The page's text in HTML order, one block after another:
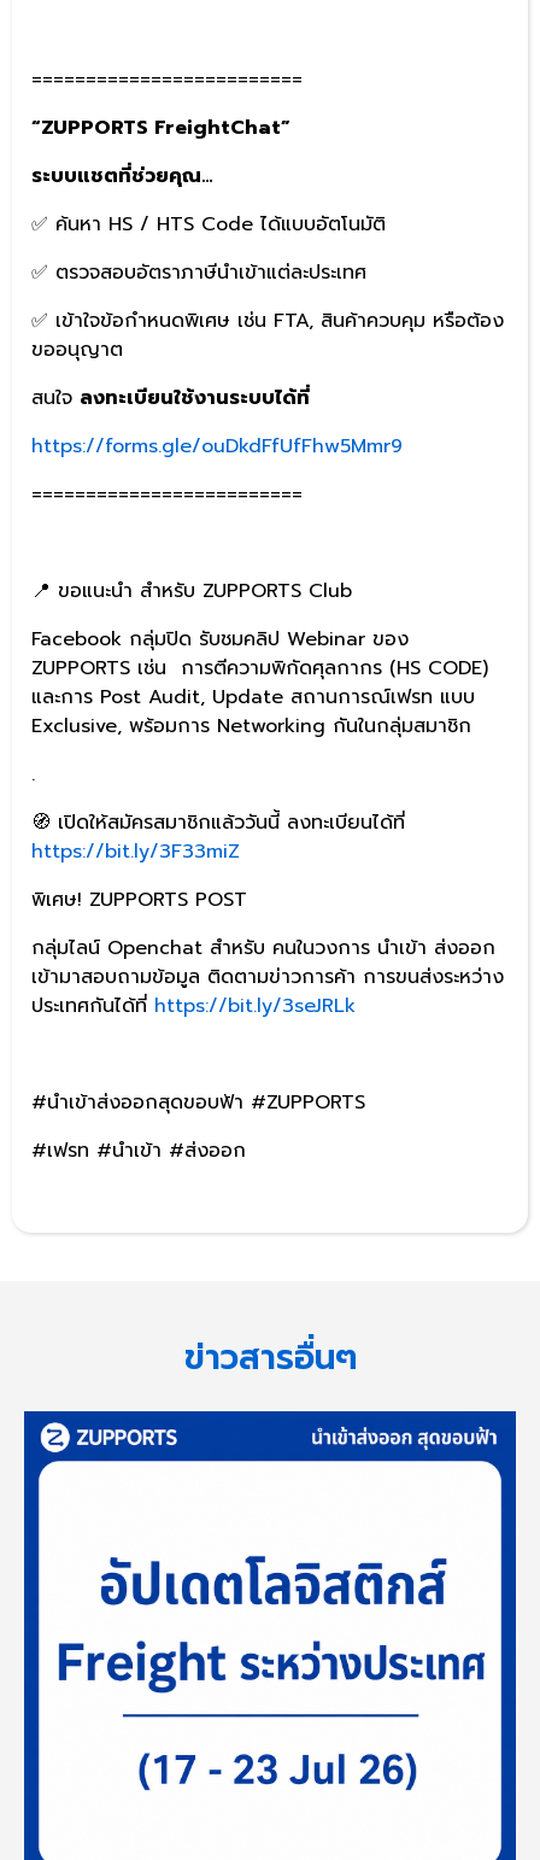
=========================
“ZUPPORTS FreightChat”
ระบบแชตที่ช่วยคุณ…
✅ ค้นหา HS / HTS Code ได้แบบอัตโนมัติ
✅ ตรวจสอบอัตราภาษีนำเข้าแต่ละประเทศ
✅ เข้าใจข้อกำหนดพิเศษ เช่น FTA, สินค้าควบคุม หรือต้อง
ขออนุญาต
สนใจ ลงทะเบียนใช้งานระบบได้ที่
https://forms.gle/ouDkdFfUfFhw5Mmr9
=========================
📍 ขอแนะนำ สำหรับ ZUPPORTS Club
Facebook กลุ่มปิด รับชมคลิป Webinar ของ
ZUPPORTS เช่น การตีความพิกัดศุลกากร (HS CODE)
และการ Post Audit, Update สถานการณ์เฟรท แบบ
Exclusive, พร้อมการ Networking กันในกลุ่มสมาชิก
.
🧭 เปิดให้สมัครสมาชิกแล้ววันนี้ ลงทะเบียนได้ที่
https://bit.ly/3F33miZ
พิเศษ! ZUPPORTS POST
กลุ่มไลน์ Openchat สำหรับ คนในวงการ นำเข้า ส่งออก
เข้ามาสอบถามข้อมูล ติดตามข่าวการค้า การขนส่งระหว่าง
ประเทศกันได้ที่ https://bit.ly/3seJRLk
#นำเข้าส่งออกสุดขอบฟ้า #ZUPPORTS
#เฟรท #นำเข้า #ส่งออก
ข่าวสารอื่นๆ